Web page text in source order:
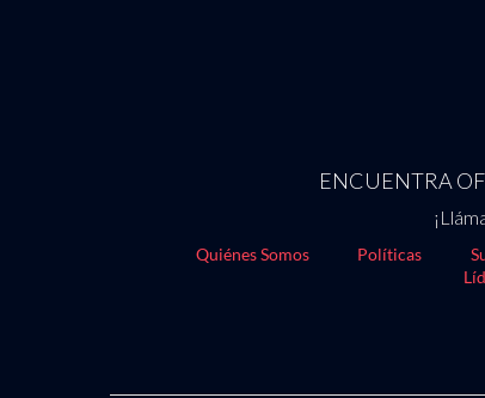
ENCUENTRA
Quiénes Somos Políticas